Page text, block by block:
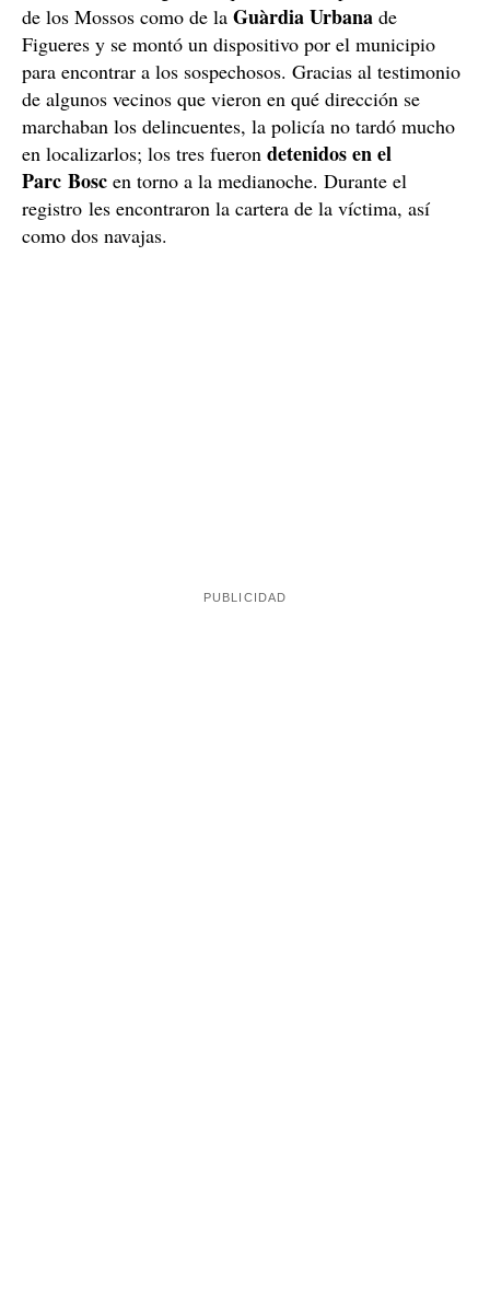
de los Mossos como de la Guàrdia Urbana de
Figueres y se montó un dispositivo por el municipio
para encontrar a los sospechosos. Gracias al testimonio
de algunos vecinos que vieron en qué dirección se
marchaban los delincuentes, la policía no tardó mucho
en localizarlos; los tres fueron detenidos en el
Parc Bosc en torno a la medianoche. Durante el
registro les encontraron la cartera de la víctima, así
como dos navajas.